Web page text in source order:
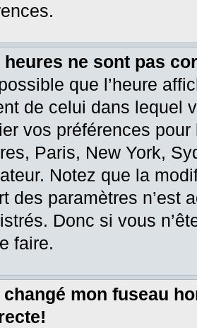
heures ne sont pas
que l’heure
de celui dans lequel
vos préférences
Paris, New York,
Notez que la
des paramètres n’est
Donc si vous
faire.
changé mon fuseau